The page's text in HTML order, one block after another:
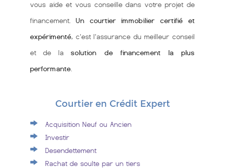
vous aide et vous conseille dans votre projet de
financement. Un courtier immobilier certifié et
expérimenté, c'est l'assurance du meilleur conseil
et de lasolution de financement la plus
performante
Courtier en Crédit Expert
Acquisition Neuf ou Ancien
Investir
Desendettement
Rachat de soulte par un tiers